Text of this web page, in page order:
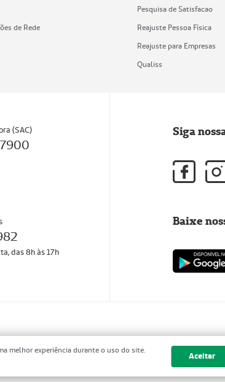
de Rede
Pesquisa de Satisfacao
Reajuste Pessoa Física
Reajuste para Empresas
Qualiss
(SAC)
das 8h às 17h
Siga
Baixe
Copyright
melhor experiência durante o uso do site.
Aceitar